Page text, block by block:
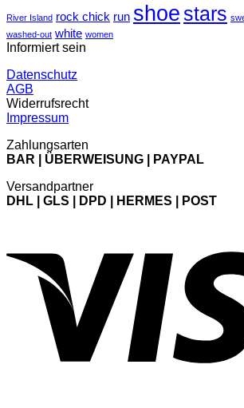
River Island rock chick run shoe stars
washed-out white women
Informiert sein
Datenschutz
AGB
Widerrufsrecht
Impressum
Zahlungsarten
BAR | ÜBERWEISUNG | PAYPAL
Versandpartner
DHL | GLS | DPD | HERMES | POST